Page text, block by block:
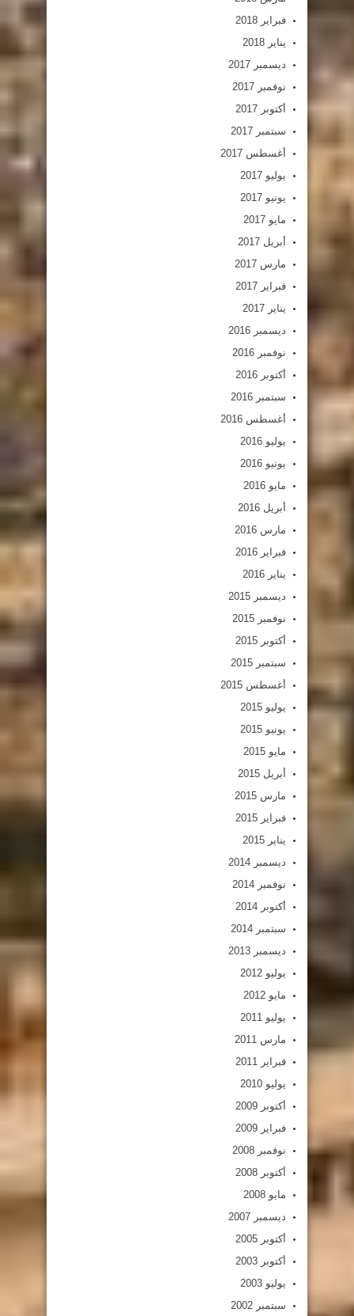
فبراير 2018
يناير 2018
ديسمبر 2017
نوفمبر 2017
أكتوبر 2017
سبتمبر 2017
أغسطس 2017
يوليو 2017
يونيو 2017
مايو 2017
أبريل 2017
مارس 2017
فبراير 2017
يناير 2017
ديسمبر 2016
نوفمبر 2016
أكتوبر 2016
سبتمبر 2016
أغسطس 2016
يوليو 2016
يونيو 2016
مايو 2016
أبريل 2016
مارس 2016
فبراير 2016
يناير 2016
ديسمبر 2015
نوفمبر 2015
أكتوبر 2015
سبتمبر 2015
أغسطس 2015
يوليو 2015
يونيو 2015
مايو 2015
أبريل 2015
مارس 2015
فبراير 2015
يناير 2015
ديسمبر 2014
نوفمبر 2014
أكتوبر 2014
سبتمبر 2014
ديسمبر 2013
يوليو 2012
مايو 2012
يوليو 2011
مارس 2011
فبراير 2011
يوليو 2010
أكتوبر 2009
فبراير 2009
نوفمبر 2008
أكتوبر 2008
مايو 2008
ديسمبر 2007
أكتوبر 2005
أكتوبر 2003
يوليو 2003
سبتمبر 2002